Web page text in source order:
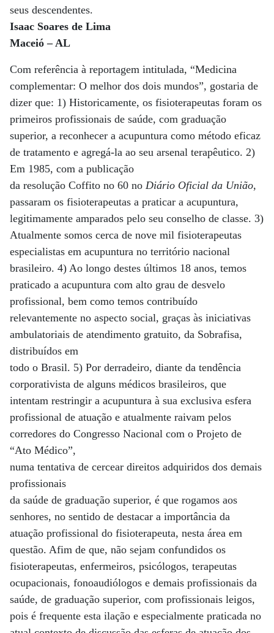
seus descendentes.
Isaac Soares de Lima
Maceió – AL
Com referência à reportagem intitulada, “Medicina
complementar: O melhor dos dois mundos”, gostaria de
dizer que: 1) Historicamente, os fisioterapeutas foram os
primeiros profissionais de saúde, com graduação
superior, a reconhecer a acupuntura como método eficaz
de tratamento e agregá-la ao seu arsenal terapêutico. 2)
Em 1985, com a publicação
da resolução Coffito no 60 no Diário Oficial da União,
passaram os fisioterapeutas a praticar a acupuntura,
legitimamente amparados pelo seu conselho de classe. 3)
Atualmente somos cerca de nove mil fisioterapeutas
especialistas em acupuntura no território nacional
brasileiro. 4) Ao longo destes últimos 18 anos, temos
praticado a acupuntura com alto grau de desvelo
profissional, bem como temos contribuído
relevantemente no aspecto social, graças às iniciativas
ambulatoriais de atendimento gratuito, da Sobrafisa,
distribuídos em
todo o Brasil. 5) Por derradeiro, diante da tendência
corporativista de alguns médicos brasileiros, que
intentam restringir a acupuntura à sua exclusiva esfera
profissional de atuação e atualmente raivam pelos
corredores do Congresso Nacional com o Projeto de
“Ato Médico”,
numa tentativa de cercear direitos adquiridos dos demais
profissionais
da saúde de graduação superior, é que rogamos aos
senhores, no sentido de destacar a importância da
atuação profissional do fisioterapeuta, nesta área em
questão. Afim de que, não sejam confundidos os
fisioterapeutas, enfermeiros, psicólogos, terapeutas
ocupacionais, fonoaudiólogos e demais profissionais da
saúde, de graduação superior, com profissionais leigos,
pois é frequente esta ilação e especialmente praticada no